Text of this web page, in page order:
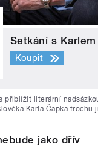
Setkání s Karlem
Koupit
přiblížit literární
Karla Čapka trochu
jako dřív